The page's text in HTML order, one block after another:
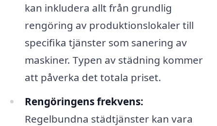
kan inkludera allt från grundlig
rengöring av produktionslokaler till
specifika tjänster som sanering av
maskiner. Typen av städning kommer
att påverka det totala priset.
Rengöringens frekvens:
Regelbundna städtjänster kan vara